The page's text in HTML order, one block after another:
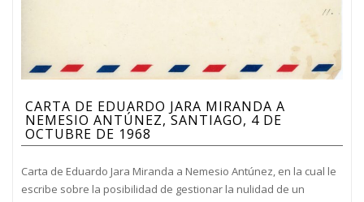
CARTA DE EDUARDO JARA MIRANDA A
NEMESIO ANTÚNEZ, SANTIAGO, 4 DE
OCTUBRE DE 1968
Carta de Eduardo Jara Miranda a Nemesio Antúnez, en la cual le
escribe sobre la posibilidad de gestionar la nulidad de un